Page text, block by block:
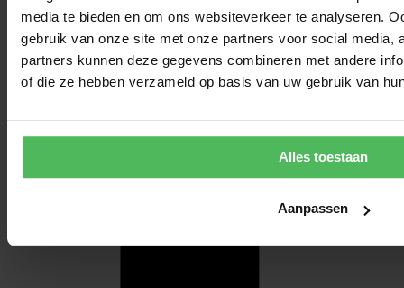
media te bieden en om ons websiteverkeer te analyseren.
gebruik van onze site met onze partners voor social media,
partners kunnen deze gegevens combineren met andere
of die ze hebben verzameld op basis van uw gebruik van
Alles toestaan
Aanpassen